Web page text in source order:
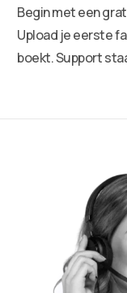
Begin met een
Upload je eerste
boekt. Support